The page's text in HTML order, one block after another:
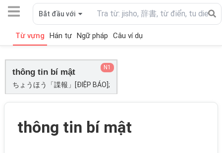
Bắt đầu với
Từ vựng Hán tự Ngữ pháp Câu ví dụ
thông tin bí mật
ちょうほう「諜報」[ĐIỆP BÁO];
N1
thông tin bí mật